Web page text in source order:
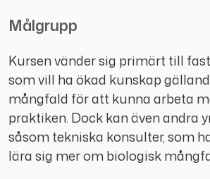
Målgrupp
Kursen vänder sig primärt till
som vill ha ökad kunskap
mångfald för att kunna arbeta
praktiken. Dock kan även andra
såsom tekniska konsulter, som
lära sig mer om biologisk